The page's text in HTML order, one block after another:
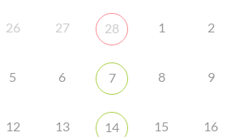
26 27 28 1 2
5 6 7 8 9
12 13 14 15 16